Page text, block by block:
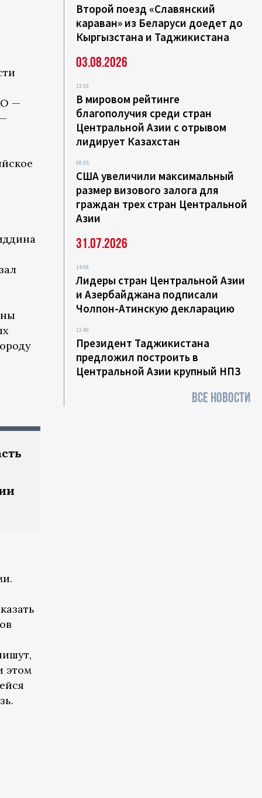
—
этом
Второй поезд «Славянский
караван» из Беларуси доедет до
Кыргызстана и Таджикистана
03.08.2026
13:53
В мировом рейтинге
благополучия среди стран
Центральной Азии с отрывом
лидирует Казахстан
08:35
США увеличили максимальный
размер визового залога для
граждан трех стран Центральной
Азии
31.07.2026
14:09
Лидеры стран Центральной Азии
и Азербайджана подписали
Чолпон-Атинскую декларацию
13:40
Президент Таджикистана
предложил построить в
Центральной Азии крупный НПЗ
ВСЕ НОВОСТИ